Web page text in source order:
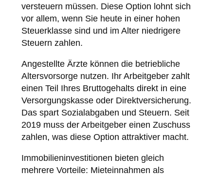
versteuern müssen. Diese Option lohnt sich
vor allem, wenn Sie heute in einer hohen
Steuerklasse sind und im Alter niedrigere
Steuern zahlen.
Angestellte Ärzte können die betriebliche
Altersvorsorge nutzen. Ihr Arbeitgeber zahlt
einen Teil Ihres Bruttogehalts direkt in eine
Versorgungskasse oder Direktversicherung.
Das spart Sozialabgaben und Steuern. Seit
2019 muss der Arbeitgeber einen Zuschuss
zahlen, was diese Option attraktiver macht.
Immobilieninvestitionen bieten gleich
mehrere Vorteile: Mieteinnahmen als